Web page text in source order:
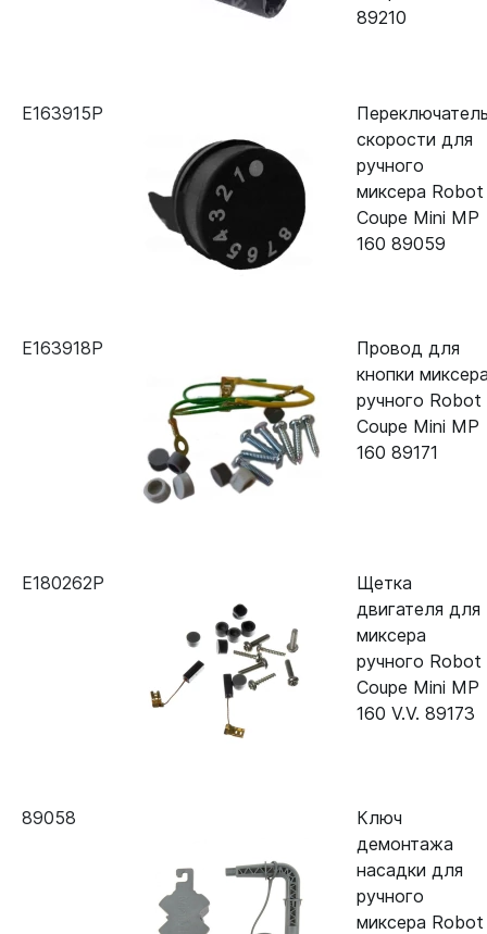
89210
E163915P
скорости для
ручного
миксера Robot
Coupe Mini MP
160 89059
E163918P
Провод для
кнопки
ручного Robot
Coupe Mini MP
160 89171
E180262P
Щетка
двигателя для
миксера
ручного Robot
Coupe Mini MP
160 V.V. 89173
89058
Ключ
демонтажа
насадки для
ручного
миксера Robot